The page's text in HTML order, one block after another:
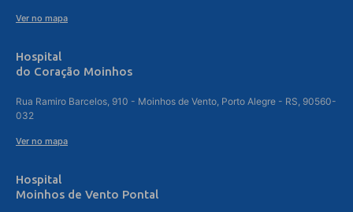
Ver no mapa
Hospital
do Coração Moinhos
Rua Ramiro Barcelos, 910 - Moinhos de Vento, Porto Alegre - RS, 90560-
032
Ver no mapa
Hospital
Moinhos de Vento Pontal